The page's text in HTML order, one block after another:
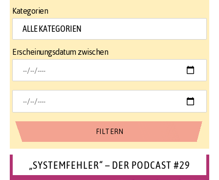
Kategorien
Erscheinungsdatum zwischen
„SYSTEMFEHLER“ – DER PODCAST #29